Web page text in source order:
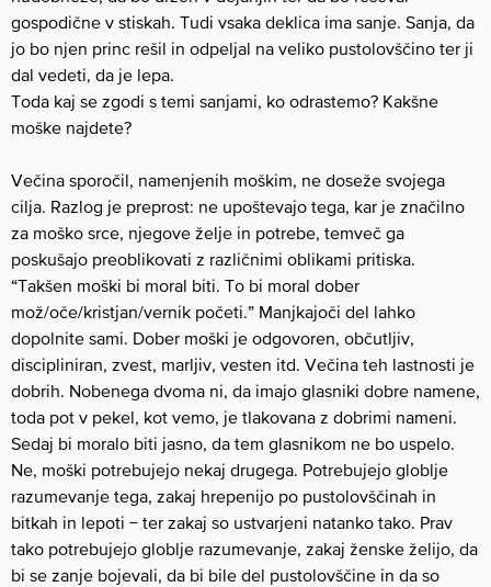
gospodične v stiskah. Tudi vsaka deklica ima sanje. Sanja, da
jo bo njen princ rešil in odpeljal na veliko pustolovščino ter ji
dal vedeti, da je lepa.
Toda kaj se zgodi s temi sanjami, ko odrastemo? Kakšne
moške najdete?
Večina sporočil, namenjenih moškim, ne doseže svojega
cilja. Razlog je preprost: ne upoštevajo tega, kar je značilno
za moško srce, njegove želje in potrebe, temveč ga
poskušajo preoblikovati z različnimi oblikami pritiska.
“Takšen moški bi moral biti. To bi moral dober
mož/oče/kristjan/vernik početi.” Manjkajoči del lahko
dopolnite sami. Dober moški je odgovoren, občutljiv,
discipliniran, zvest, marljiv, vesten itd. Večina teh lastnosti je
dobrih. Nobenega dvoma ni, da imajo glasniki dobre namene,
toda pot v pekel, kot vemo, je tlakovana z dobrimi nameni.
Sedaj bi moralo biti jasno, da tem glasnikom ne bo uspelo.
Ne, moški potrebujejo nekaj drugega. Potrebujejo globlje
razumevanje tega, zakaj hrepenijo po pustolovščinah in
bitkah in lepoti − ter zakaj so ustvarjeni natanko tako. Prav
tako potrebujejo globlje razumevanje, zakaj ženske želijo, da
bi se zanje bojevali, da bi bile del pustolovščine in da so